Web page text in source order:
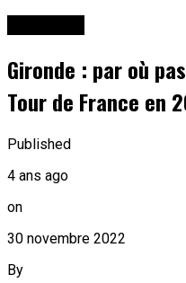
Gironde : par où
Tour de France en
Published
4 ans ago
on
30 novembre 2022
By